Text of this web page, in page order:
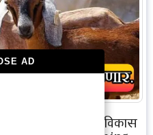
AD
AD
आर्थिक मागास विकास